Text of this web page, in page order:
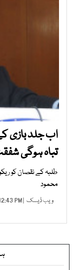
اب جلد بازی
تباہ ہوگی
طلبہ کے نقصان کو
محمود
ویب ڈیسک | SEP 19, 2020 12:43 PM |